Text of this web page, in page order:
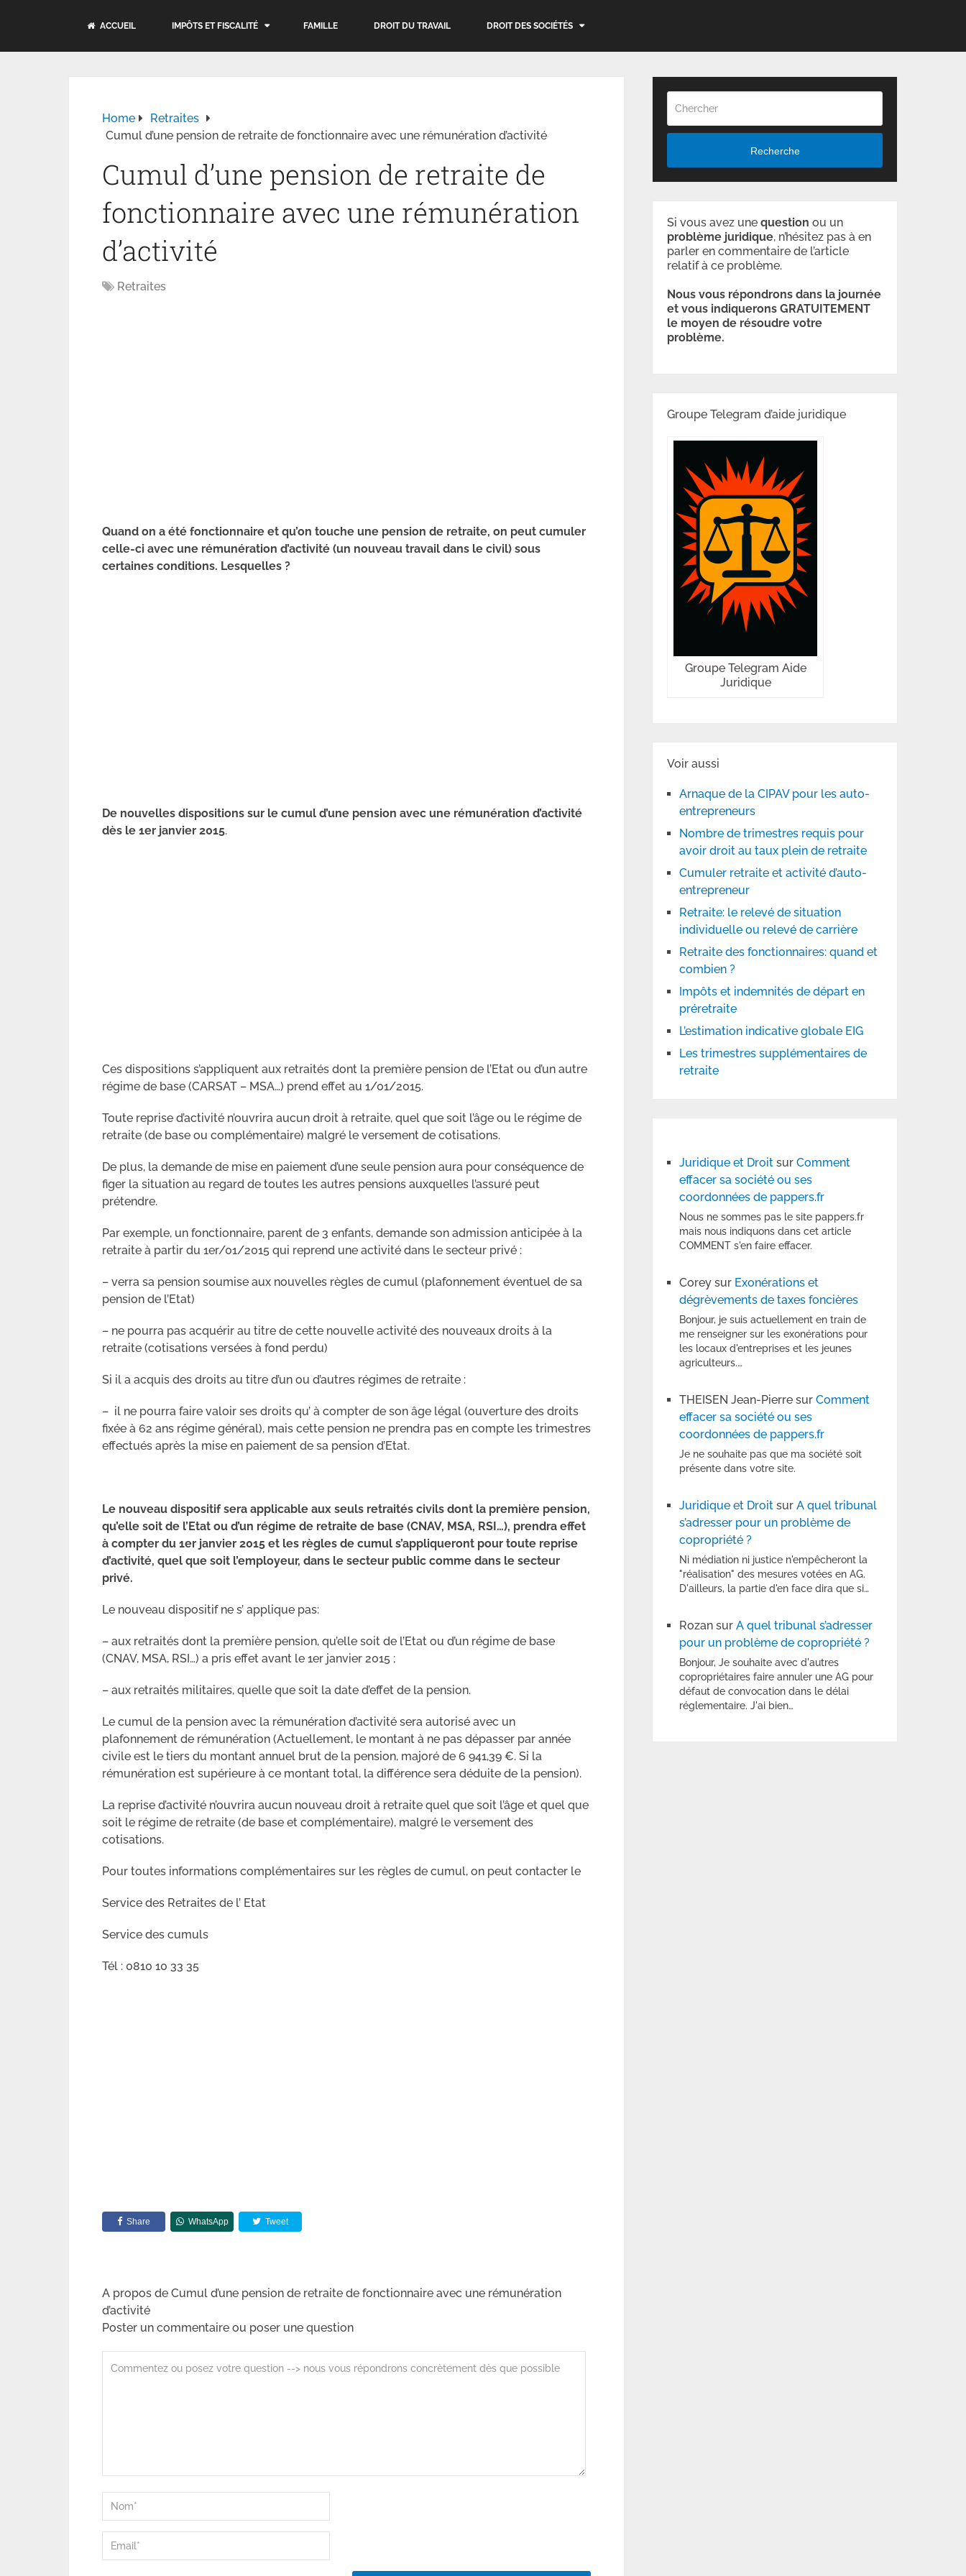
ACCUEIL IMPÔTS ET FISCALITÉ FAMILLE DROIT DU TRAVAIL DROIT DES SOCIÉTÉS
Home
Retraites
Cumul d’une pension de retraite de fonctionnaire avec une rémunération d’activité
Cumul d’une pension de retraite de
fonctionnaire avec une rémunération
d’activité
Retraites
Quand on a été fonctionnaire et qu’on touche une pension de retraite, on peut cumuler
celle-ci avec une rémunération d’activité (un nouveau travail dans le civil) sous
certaines conditions. Lesquelles ?
De nouvelles dispositions sur le cumul d’une pension avec une rémunération d’activité
dès le 1er janvier 2015.
Ces dispositions s’appliquent aux retraités dont la première pension de l’Etat ou d’un autre
régime de base (CARSAT – MSA…) prend effet au 1/01/2015.
Toute reprise d’activité n’ouvrira aucun droit à retraite, quel que soit l’âge ou le régime de
retraite (de base ou complémentaire) malgré le versement de cotisations.
De plus, la demande de mise en paiement d’une seule pension aura pour conséquence de
figer la situation au regard de toutes les autres pensions auxquelles l’assuré peut
prétendre.
Par exemple, un fonctionnaire, parent de 3 enfants, demande son admission anticipée à la
retraite à partir du 1er/01/2015 qui reprend une activité dans le secteur privé :
– verra sa pension soumise aux nouvelles règles de cumul (plafonnement éventuel de sa
pension de l’Etat)
– ne pourra pas acquérir au titre de cette nouvelle activité des nouveaux droits à la
retraite (cotisations versées à fond perdu)
Si il a acquis des droits au titre d’un ou d’autres régimes de retraite :
– il ne pourra faire valoir ses droits qu’ à compter de son âge légal (ouverture des droits
fixée à 62 ans régime général), mais cette pension ne prendra pas en compte les trimestres
effectués après la mise en paiement de sa pension d’Etat.
Le nouveau dispositif sera applicable aux seuls retraités civils dont la première pension,
qu’elle soit de l’Etat ou d’un régime de retraite de base (CNAV, MSA, RSI…), prendra effet
à compter du 1er janvier 2015 et les règles de cumul s’appliqueront pour toute reprise
d’activité, quel que soit l’employeur, dans le secteur public comme dans le secteur
privé.
Le nouveau dispositif ne s’ applique pas:
– aux retraités dont la première pension, qu’elle soit de l’Etat ou d’un régime de base
(CNAV, MSA, RSI…) a pris effet avant le 1er janvier 2015 ;
– aux retraités militaires, quelle que soit la date d’effet de la pension.
Le cumul de la pension avec la rémunération d’activité sera autorisé avec un
plafonnement de rémunération (Actuellement, le montant à ne pas dépasser par année
civile est le tiers du montant annuel brut de la pension, majoré de 6 941,39 €. Si la
rémunération est supérieure à ce montant total, la différence sera déduite de la pension).
La reprise d’activité n’ouvrira aucun nouveau droit à retraite quel que soit l’âge et quel que
soit le régime de retraite (de base et complémentaire), malgré le versement des
cotisations.
Pour toutes informations complémentaires sur les règles de cumul, on peut contacter le
Service des Retraites de l’ Etat
Service des cumuls
Tél : 0810 10 33 35
Share WhatsApp Tweet
A propos de Cumul d’une pension de retraite de fonctionnaire avec une rémunération
d’activité
Poster un commentaire ou poser une question
Recherche
Si vous avez unequestion ou un
problème juridique, n’hésitez pas à en
parler en commentaire de l’article
relatif à ce problème.
Nous vous répondrons dans la journée
et vous indiquerons GRATUITEMENT
le moyen de résoudre votre
problème.
Groupe Telegram d’aide juridique
Groupe Telegram Aide
Juridique
Voir aussi
Arnaque de la CIPAV pour les auto-
entrepreneurs
Nombre de trimestres requis pour
avoir droit au taux plein de retraite
Cumuler retraite et activité d’auto-
entrepreneur
Retraite: le relevé de situation
individuelle ou relevé de carrière
Retraite des fonctionnaires: quand et
combien ?
Impôts et indemnités de départ en
préretraite
L’estimation indicative globale EIG
Les trimestres supplémentaires de
retraite
Juridique et Droit surComment
effacer sa société ou ses
coordonnées de pappers.fr
Nous ne sommes pas le site pappers.fr
mais nous indiquons dans cet article
COMMENT s'en faire effacer.
Corey sur Exonérations et
dégrèvements de taxes foncières
Bonjour, je suis actuellement en train de
me renseigner sur les exonérations pour
les locaux d'entreprises et les jeunes
agriculteurs.…
THEISEN Jean-Pierre surComment
effacer sa société ou ses
coordonnées de pappers.fr
Je ne souhaite pas que ma société soit
présente dans votre site.
Juridique et Droit surA quel tribunal
s’adresser pour un problème de
copropriété ?
Ni médiation ni justice n'empêcheront la
"réalisation" des mesures votées en AG.
D'ailleurs, la partie d'en face dira que si…
Rozan surA quel tribunal s’adresser
pour un problème de copropriété ?
Bonjour, Je souhaite avec d'autres
copropriétaires faire annuler une AG pour
défaut de convocation dans le délai
réglementaire. J'ai bien…